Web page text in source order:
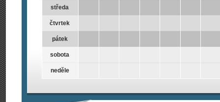
středa
čtvrtek
pátek
sobota
neděle